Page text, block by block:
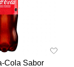
Cola Sabor